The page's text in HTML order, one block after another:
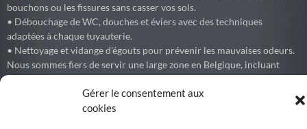
Gérer le consentement aux
cookies
bouchons ou les fissures sans casser vos sols.
• Débouchage de WC, douches et éviers avec des techniques
adaptées à chaque tuyauterie.
• Nettoyage et vidange d'égouts pour prévenir les mauvaises odeurs.
Nous sommes fiers de servir une large zone en Belgique, incluant
Bruxelles, le Brabant Wallon (Waterloo, Wavre, Nivelles, Braine-
l'Alleud) et les environs.